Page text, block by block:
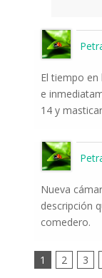
El tiempo
e
14 y
Nueva
descripción
comedero.
1 2 3